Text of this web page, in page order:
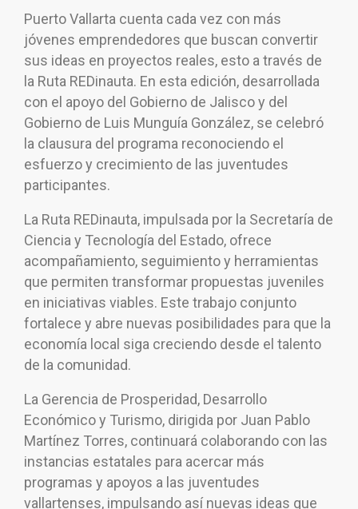
Puerto Vallarta cuenta cada vez con más
jóvenes emprendedores que buscan convertir
sus ideas en proyectos reales, esto a través de
la Ruta REDinauta. En esta edición, desarrollada
con el apoyo del Gobierno de Jalisco y del
Gobierno de Luis Munguía González, se celebró
la clausura del programa reconociendo el
esfuerzo y crecimiento de las juventudes
participantes.
La Ruta REDinauta, impulsada por la Secretaría de
Ciencia y Tecnología del Estado, ofrece
acompañamiento, seguimiento y herramientas
que permiten transformar propuestas juveniles
en iniciativas viables. Este trabajo conjunto
fortalece y abre nuevas posibilidades para que la
economía local siga creciendo desde el talento
de la comunidad.
La Gerencia de Prosperidad, Desarrollo
Económico y Turismo, dirigida por Juan Pablo
Martínez Torres, continuará colaborando con las
instancias estatales para acercar más
programas y apoyos a las juventudes
vallartenses, impulsando así nuevas ideas que